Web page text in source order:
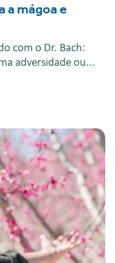
a mágoa e
com o Dr. Bach:
adversidade ou...